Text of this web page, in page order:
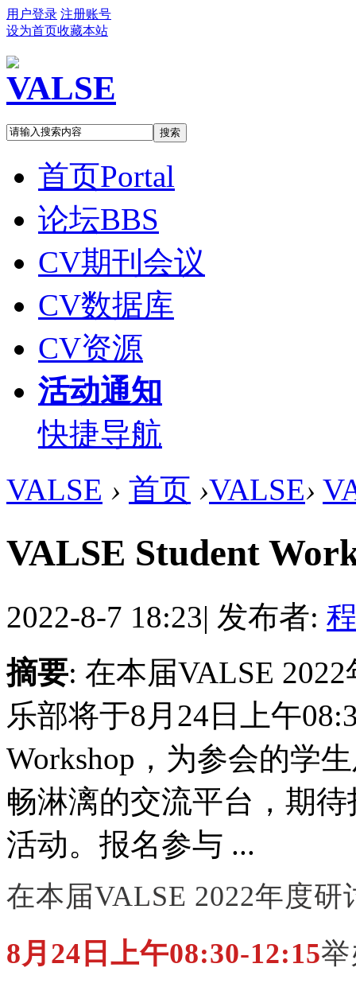
用户登录 注册账号
设为首页收藏本站
搜索
首页Portal
论坛BBS
CV期刊会议
CV数据库
CV资源
活动通知
快捷导航
VALSE › 首页 ›VALSE›
VALSE Student
2022-8-7 18:23| 发布者:
摘要: 在本届VALSE
乐部将于8月24日上午
Workshop，为参会的学
畅淋漓的交流平台，期
活动。报名参与 ...
在本届VALSE 2022年度
8月24日上午08:30-12:15